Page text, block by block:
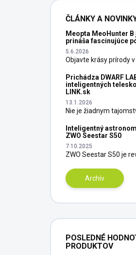
ČLÁNKY A
Meopta MeoHunter
prináša fascinujúce
5.6.2026
Objavte krásy prírody v
Prichádza DWARF
inteligentných
LINK.sk
13.1.2026
Nie je žiadnym
Inteligentný
ZWO Seestar S50
7.10.2025
ZWO Seestar S50 je
Archív
POSLEDNÉ
PRODUKTOV